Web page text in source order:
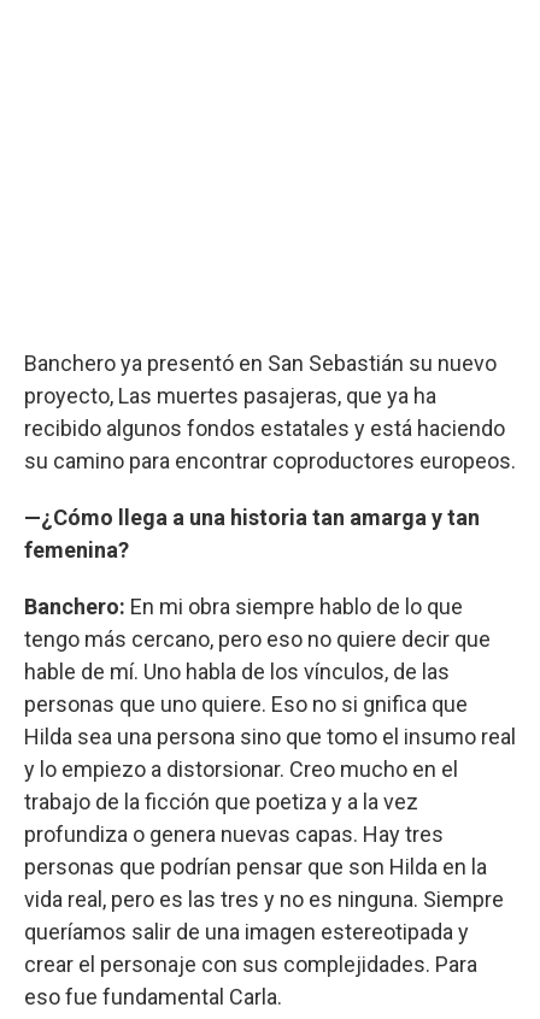
Banchero ya presentó en San Sebastián su nuevo
proyecto, Las muertes pasajeras, que ya ha
recibido algunos fondos estatales y está haciendo
su camino para encontrar coproductores europeos.
—¿Cómo llega a una historia tan amarga y tan
femenina?
Banchero: En mi obra siempre hablo de lo que
tengo más cercano, pero eso no quiere decir que
hable de mí. Uno habla de los vínculos, de las
personas que uno quiere. Eso no si gnifica que
Hilda sea una persona sino que tomo el insumo real
y lo empiezo a distorsionar. Creo mucho en el
trabajo de la ficción que poetiza y a la vez
profundiza o genera nuevas capas. Hay tres
personas que podrían pensar que son Hilda en la
vida real, pero es las tres y no es ninguna. Siempre
queríamos salir de una imagen estereotipada y
crear el personaje con sus complejidades. Para
eso fue fundamental Carla.